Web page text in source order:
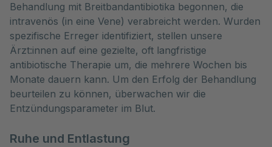
Behandlung mit Breitbandantibiotika begonnen, die
intravenös (in eine Vene) verabreicht werden. Wurden
spezifische Erreger identifiziert, stellen unsere
Ärzt:innen auf eine gezielte, oft langfristige
antibiotische Therapie um, die mehrere Wochen bis
Monate dauern kann. Um den Erfolg der Behandlung
beurteilen zu können, überwachen wir die
Entzündungsparameter im Blut.
Ruhe und Entlastung